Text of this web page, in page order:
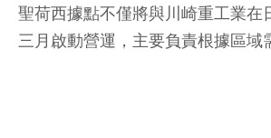
聖荷西據點不僅將與川崎重工業
三月啟動營運，主要負責根據區域